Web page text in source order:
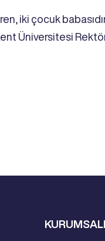
iki çocuk
Üniversitesi
KURUMSAL